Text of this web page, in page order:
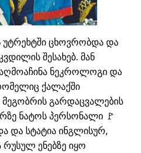
ცხოვრობდა და
შესახებ. მან
ნეკროლოგი და
ქალაქში
მეგობრის გარდაცვალების
ნატოს პერსონალი 🚩
და სტატია ინგლისურ,
ენებზე იყო